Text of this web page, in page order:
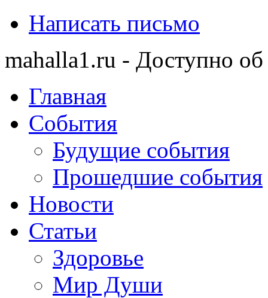
Написать письмо
mahalla1.ru - Доступно об
Главная
События
Будущие события
Прошедшие события
Новости
Статьи
Здоровье
Мир Души